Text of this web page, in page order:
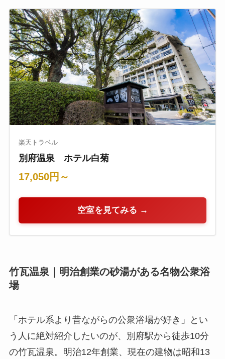
楽天トラベル
別府温泉 ホテル白菊
17,050円～
空室を見てみる →
竹瓦温泉｜明治創業の砂湯がある名物公衆浴
場
「ホテル系より昔ながらの公衆浴場が好き」とい
う人に絶対紹介したいのが、別府駅から徒歩10分
の竹瓦温泉。明治12年創業、現在の建物は昭和13